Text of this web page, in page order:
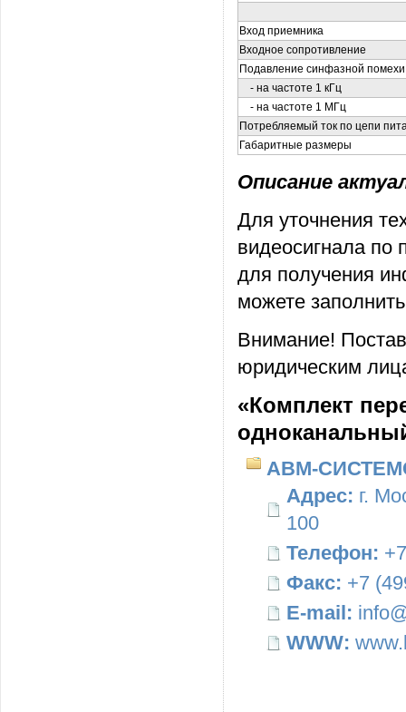
Вход приемника
Входное сопротивление
Подавление синфазной
- на частоте 1 кГц
- на частоте 1 МГц
Потребляемый ток по цепи
Габаритные размеры
Описание
Для уточнения
видеосигнала по
для получения
можете
Внимание!
юридическим
«Комплект
АВМ-
Адрес: г.
100
Телефон:
Факс: +7
E-mail:
WWW: